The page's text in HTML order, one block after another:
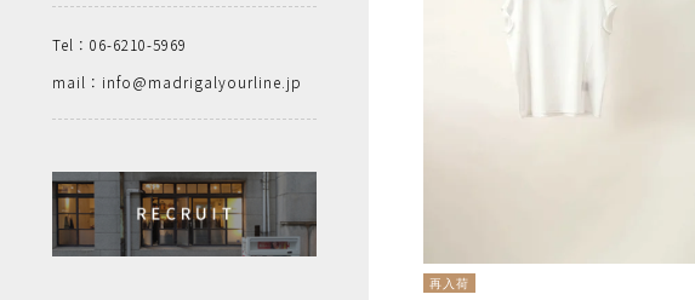
再入荷
Tel：06-6210-5969
mail：info@madrigalyourline.jp